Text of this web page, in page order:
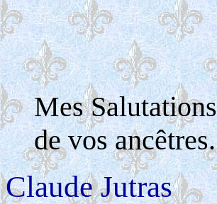
Mes
de vos ancêtres.
Claude Jutras